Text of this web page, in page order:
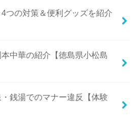
つの対策＆便利グッズを紹介
中華の紹介【徳島県小松島
銭湯でのマナー違反【体験